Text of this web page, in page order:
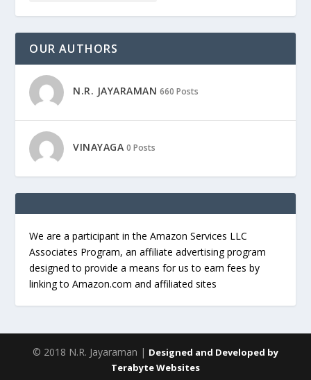
OUR AUTHORS
N.R. JAYARAMAN 660 Posts
VINAYAGA 0 Posts
We are a participant in the Amazon Services LLC
Associates Program, an affiliate advertising program
designed to provide a means for us to earn fees by
linking to Amazon.com and affiliated sites
© 2018 N.R. Jayaraman | Designed and Developed by
Terabyte Websites